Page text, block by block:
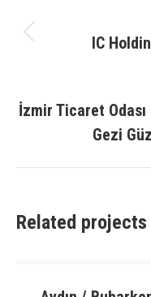
navigation
IC
İzmir Ticaret
Gezi
Related projects